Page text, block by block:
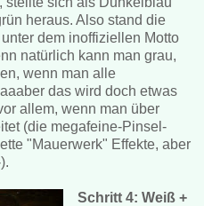
heraus. Also stand die
dem inoffiziellen Motto
natürlich kann man grau,
wenn man alle
das wird doch etwas
allem, wenn man über
(die megafeine-Pinsel-
"Mauerwerk" Effekte, aber
Schritt 4: Weiß +